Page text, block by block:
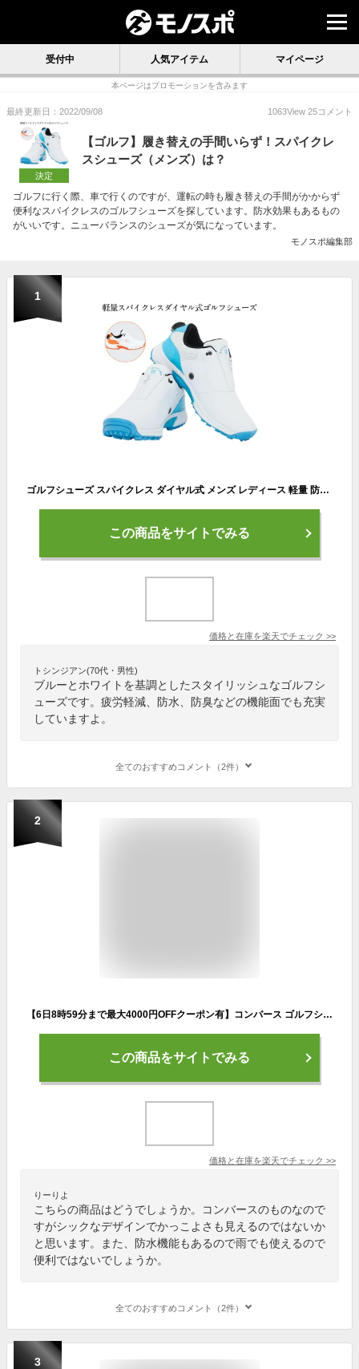
受付中 人気アイテム マイページ
本ページはプロモーションを含みます
最終更新日：2022/09/08 1063View 25コメント
決定
【ゴルフ】履き替えの手間いらず！スパイクレ
スシューズ（メンズ）は？
ゴルフに行く際、車で行くのですが、運転の時も履き替えの手間がかからず
便利なスパイクレスのゴルフシューズを探しています。防水効果もあるもの
がいいです。ニューバランスのシューズが気になっています。
モノスポ編集部
1
ゴルフシューズ スパイクレス ダイヤル式 メンズ レディース 軽量 防水 防臭 疲労軽減 歩きやすい 疲れにくい スポーツ用シューズ
この商品をサイトでみる
価格と在庫を楽天でチェック >>
トシンジアン(70代・男性)
ブルーとホワイトを基調としたスタイリッシュなゴルフシ
ューズです。疲労軽減、防水、防臭などの機能面でも充実
していますよ。
全てのおすすめコメント（2件）
2
【6日8時59分まで最大4000円OFFクーポン有】コンバース ゴルフシューズ スターテック STARTECH GF SPLC スパイクレス ブラック 防水 メンズ 33500130
この商品をサイトでみる
価格と在庫を楽天でチェック >>
りーりよ
こちらの商品はどうでしょうか。コンバースのものなので
すがシックなデザインでかっこよさも見えるのではないか
と思います。また、防水機能もあるので雨でも使えるので
便利ではないでしょうか。
全てのおすすめコメント（2件）
3